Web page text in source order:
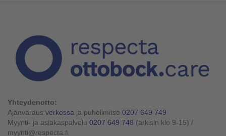
Yhteydenotto:
Ajanvaraus verkossa ja puhelimitse 0207 649 749
Myynti- ja asiakaspalvelu 0207 649 748 (arkisin klo 9-15) /
myynti@respecta.fi